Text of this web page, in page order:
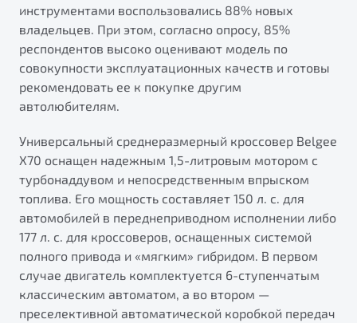
инструментами воспользовались 88% новых
владельцев. При этом, согласно опросу, 85%
респондентов высоко оценивают модель по
совокупности эксплуатационных качеств и готовы
рекомендовать ее к покупке другим
автолюбителям.
Универсальный среднеразмерный кроссовер Belgee
X70 оснащен надежным 1,5-литровым мотором с
турбонаддувом и непосредственным впрыском
топлива. Его мощность составляет 150 л. с. для
автомобилей в переднеприводном исполнении либо
177 л. с. для кроссоверов, оснащенных системой
полного привода и «мягким» гибридом. В первом
случае двигатель комплектуется 6-ступенчатым
классическим автоматом, а во втором —
преселективной автоматической коробкой передач